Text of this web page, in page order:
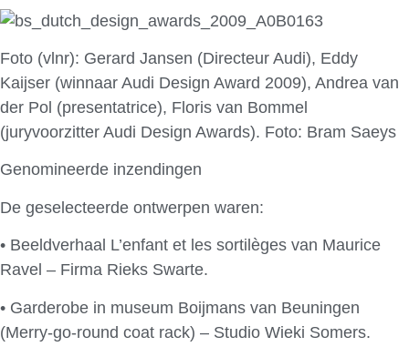
Foto (vlnr): Gerard Jansen (Directeur Audi), Eddy
Kaijser (winnaar Audi Design Award 2009), Andrea van
der Pol (presentatrice), Floris van Bommel
(juryvoorzitter Audi Design Awards). Foto: Bram Saeys
Genomineerde inzendingen
De geselecteerde ontwerpen waren:
• Beeldverhaal L’enfant et les sortilèges van Maurice
Ravel – Firma Rieks Swarte.
• Garderobe in museum Boijmans van Beuningen
(Merry-go-round coat rack) – Studio Wieki Somers.